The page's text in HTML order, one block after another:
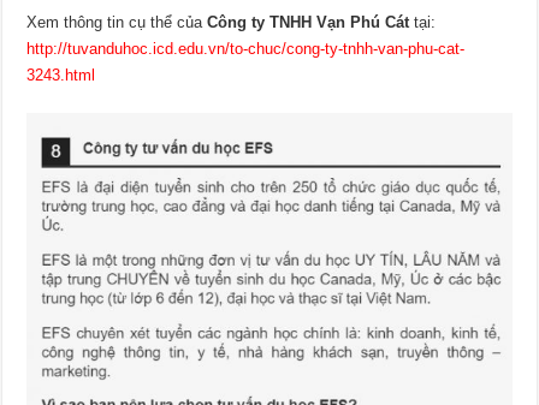
Xem thông tin cụ thể củaCông ty TNHH Vạn Phú Cáttại:
http://tuvanduhoc.icd.edu.vn/to-chuc/cong-ty-tnhh-van-phu-cat-
3243.html